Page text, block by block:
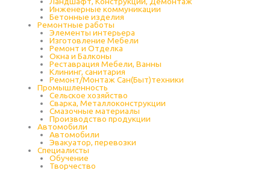
Инженерные коммуникации
Бетонные изделия
Ремонтные работы
Элементы интерьера
Изготовление Мебели
Ремонт и Отделка
Окна и Балконы
Реставрация Мебели, Ванны
Клининг, санитария
Ремонт/Монтаж Сан(Быт)техники
Промышленность
Cельское хозяйство
Сварка, Металлоконструкции
Cмазочные материалы
Производство продукции
Автомобили
Автомобили
Эвакуатор, перевозки
Специалисты
Обучение
Творчество